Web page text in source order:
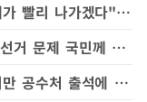
尹, 여 의원들에게 "유혈사태 염려…내가 빨리 나가겠다"(종합2보)
尹 "계엄은 범죄 아냐…국회독재·부정선거 문제 국민께 알리려 한 것"
윤 "유혈사태 막기 위해 불법 수사이지만 공수처 출석에 응하기로"